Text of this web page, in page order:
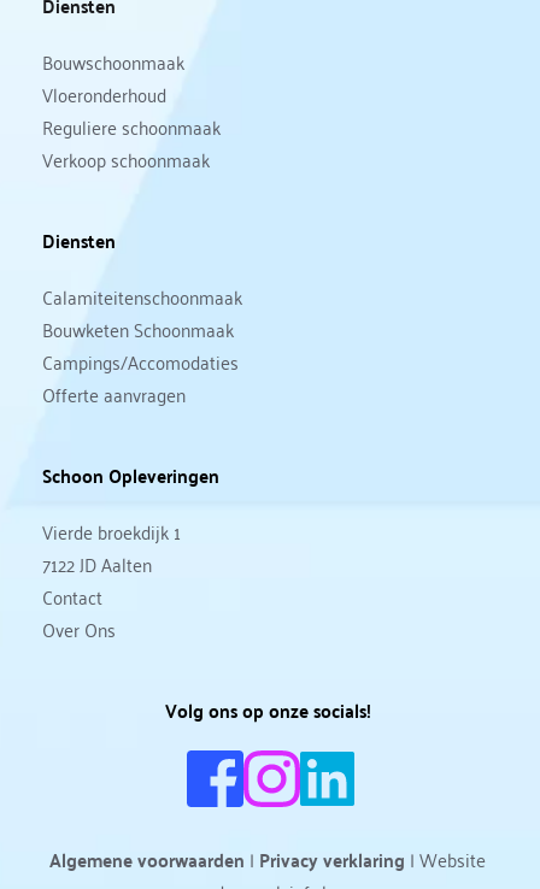
Bouwschoonmaak
Vloeronderhoud
Reguliere schoonmaak
Verkoop schoonmaak
Diensten
Calamiteitenschoonmaak
Bouwketen Schoonmaak
Campings/Accomodaties
Offerte aanvragen
Schoon Opleveringen
Vierde broekdijk 1
7122 JD Aalten
Contact
Over Ons
Volg ons op onze socials!
Algemene voorwaarden | Privacy verklaring | Website